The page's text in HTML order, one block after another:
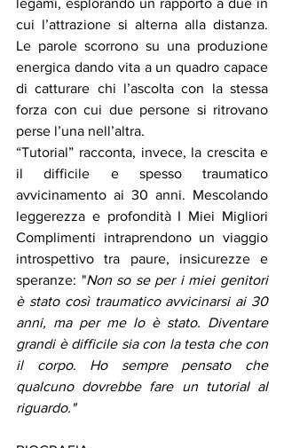
cui l’attrazione si alterna alla distanza.
Le parole scorrono su una produzione
energica dando vita a un quadro capace
di catturare chi l’ascolta con la stessa
forza con cui due persone si ritrovano
perse l’una nell’altra.
“Tutorial” racconta, invece, la crescita e
il difficile e spesso traumatico
avvicinamento ai 30 anni. Mescolando
leggerezza e profondità I Miei Migliori
Complimenti intraprendono un viaggio
introspettivo tra paure, insicurezze e
speranze: "Non so se per i miei genitori
è stato così traumatico avvicinarsi ai 30
anni, ma per me lo è stato. Diventare
grandi è difficile sia con la testa che con
il corpo. Ho sempre pensato che
qualcuno dovrebbe fare un tutorial al
riguardo."